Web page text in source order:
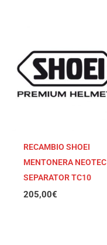
RECAMBIO SHOEI
MENTONERA NEOTEC
SEPARATOR TC10
205,00€